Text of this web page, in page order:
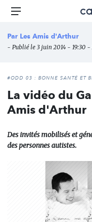
Aller
principal
Menu
Par Les Amis d'Arthur
- Publié le 3 juin 2014 - 19:30 -
#ODD 03 : BONNE SANTÉ ET
La vidéo du
Amis d'Arthur
Des invités mobilisés et
des personnes autistes.